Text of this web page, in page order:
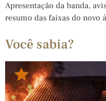
Apresentação da banda,
resumo das faixas do novo
Você sabia?